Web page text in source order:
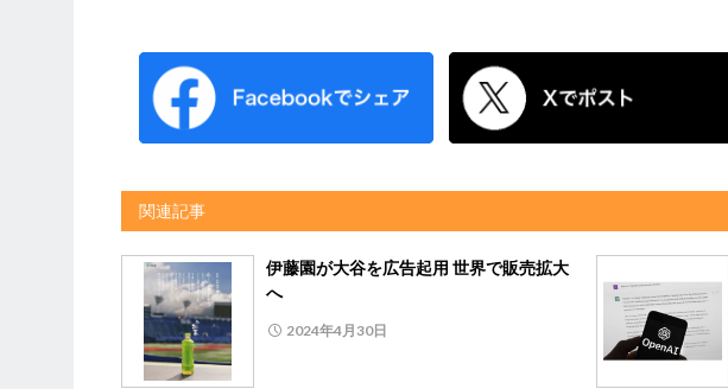
関連記事
伊藤園が大谷を広告起用 世界で販売拡大
へ
2024年4月30日